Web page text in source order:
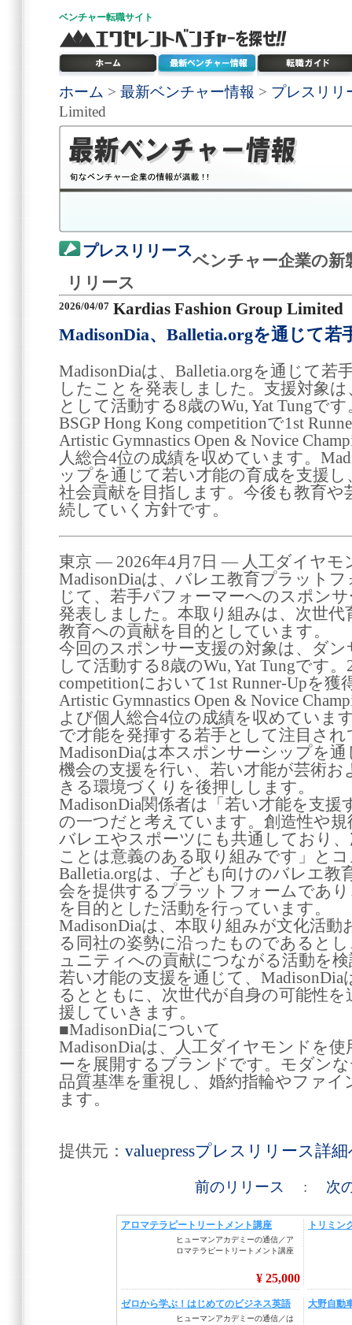
ベンチャー転職サイト
ホーム > 最新ベンチャー情報 > プレスリリ
Limited
プレスリリース
ベンチャー企業の新
リリース
2026/04/07 Kardias Fashion Group Limited
MadisonDia、Balletia.orgを通じて若
MadisonDiaは、Balletia.orgを通じて若
したことを発表しました。支援対象
として活動する8歳のWu, Yat Tungです
BSGP Hong Kong competitionで1st
Artistic Gymnastics Open & Novice
人総合4位の成績を収めています。
ップを通じて若い才能の育成を支援
社会貢献を目指します。今後も教育
続していく方針です。
東京 ― 2026年4月7日 ― 人工ダイヤモ
MadisonDiaは、バレエ教育プラットフ
じて、若手パフォーマーへのスポン
発表しました。本取り組みは、次世
教育への貢献を目的としています。
今回のスポンサー支援の対象は、ダ
して活動する8歳のWu, Yat Tungです。
competitionにおいて1st Runner-Upを獲
Artistic Gymnastics Open & Novice
よび個人総合4位の成績を収めていま
で才能を発揮する若手として注目さ
MadisonDiaは本スポンサーシップを
機会の支援を行い、若い才能が芸術
きる環境づくりを後押しします。
MadisonDia関係者は「若い才能を支
の一つだと考えています。創造性や
バレエやスポーツにも共通しており
ことは意義のある取り組みです」と
Balletia.orgは、子ども向けのバレエ
会を提供するプラットフォームであ
を目的とした活動を行っています。
MadisonDiaは、本取り組みが文化活
る同社の姿勢に沿ったものであると
ュニティへの貢献につながる活動を
若い才能の支援を通じて、
るとともに、次世代が自身の可能性
援していきます。
■MadisonDiaについて
MadisonDiaは、人工ダイヤモンドを
ーを展開するブランドです。モダン
品質基準を重視し、婚約指輪やファ
ます。
提供元： valuepressプレスリリース詳
前のリリース : 次